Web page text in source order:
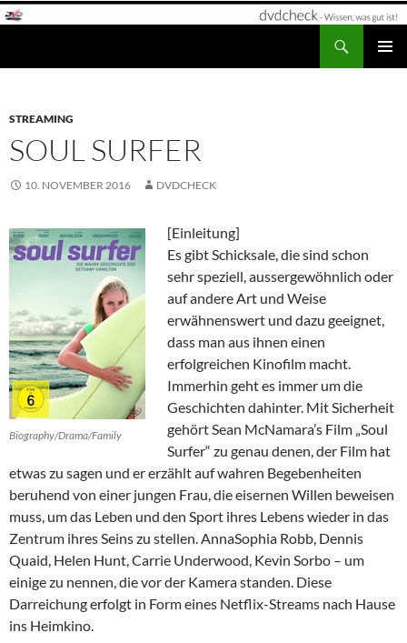
Zum
STREAMING
SOUL SURFER
10. NOVEMBER 2016 DVDCHECK
Biography/Drama/Family
[Einleitung]
Es gibt Schicksale, die sind schon
sehr speziell, aussergewöhnlich oder
auf andere Art und Weise
erwähnenswert und dazu geeignet,
dass man aus ihnen einen
erfolgreichen Kinofilm macht.
Immerhin geht es immer um die
Geschichten dahinter. Mit Sicherheit
gehört Sean McNamara’s Film „Soul
Surfer“ zu genau denen, der Film hat
etwas zu sagen und er erzählt auf wahren Begebenheiten
beruhend von einer jungen Frau, die eisernen Willen beweisen
muss, um das Leben und den Sport ihres Lebens wieder in das
Zentrum ihres Seins zu stellen. AnnaSophia Robb, Dennis
Quaid, Helen Hunt, Carrie Underwood, Kevin Sorbo – um
einige zu nennen, die vor der Kamera standen. Diese
Darreichung erfolgt in Form eines Netflix-Streams nach Hause
ins Heimkino.